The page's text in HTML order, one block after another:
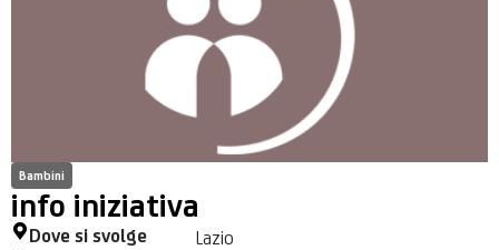
Bambini
info iniziativa
Dove si svolge Lazio